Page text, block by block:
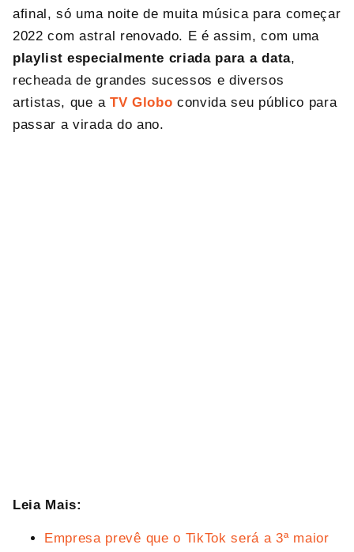
afinal, só uma noite de muita música para começar
2022 com astral renovado. E é assim, com uma
playlist especialmente criada para a data,
recheada de grandes sucessos e diversos
artistas, que a TV Globo convida seu público para
passar a virada do ano.
Leia Mais:
Empresa prevê que o TikTok será a 3ª maior